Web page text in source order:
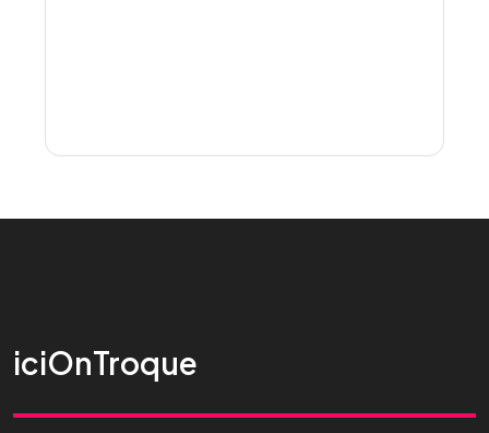
iciOnTroque